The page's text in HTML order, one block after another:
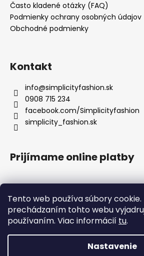
Tento web používa súbory
prechádzaním tohto webu
používaním. Viac informácií tu.
Nastavenie
Často kladené otázky (FAQ)
Podmienky ochrany osobných údajov
Obchodné podmienky
Kontakt
info@simplicityfashion.sk
0908 715 234
facebook.com/Simplicityfashion
simplicity_fashion.sk
Prijímame online platby
Facebook
! 1. 8. 2026 – 18. 8. 2026